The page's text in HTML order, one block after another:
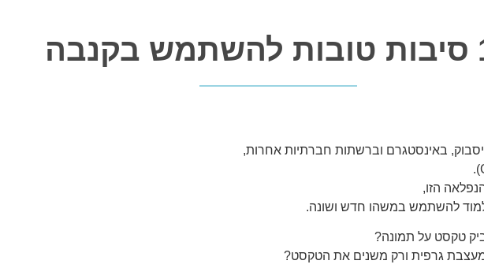
באינסטגרם וברשתות חברתיות אחרות,
הזו,
להשתמש במשהו חדש ושונה.
טקסט על תמונה?
גרפית ורק משנים את הטקסט?